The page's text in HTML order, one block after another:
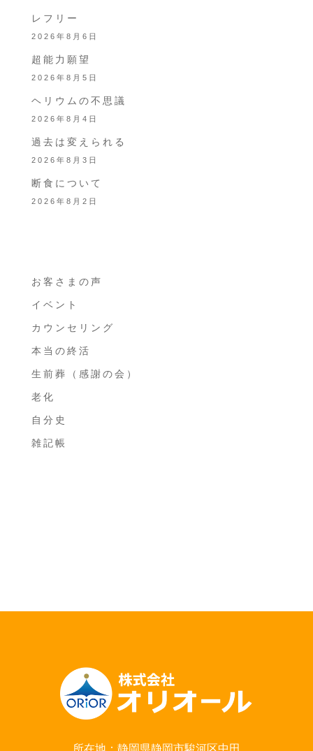
レフリー
2026年8月6日
超能力願望
2026年8月5日
ヘリウムの不思議
2026年8月4日
過去は変えられる
2026年8月3日
断食について
2026年8月2日
お客さまの声
イベント
カウンセリング
本当の終活
生前葬（感謝の会）
老化
自分史
雑記帳